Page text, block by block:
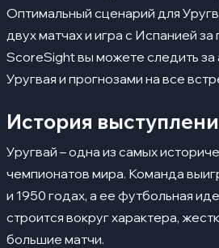
Оптимальный сценарий для
двух матчах и игра с Испанией
ScoreSightвы можете следить за
Уругвая и прогнозами на все
История
Уругвай – одна из самых
чемпионатов мира. Команда
и 1950 годах, а ее футбольная
строится вокруг характера,
большие матчи.